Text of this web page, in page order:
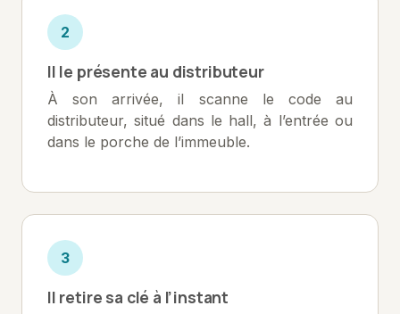
2
Il le présente au distributeur
À son arrivée, il scanne le code au
distributeur, situé dans le hall, à l’entrée ou
dans le porche de l’immeuble.
3
Il retire sa clé à l’instant